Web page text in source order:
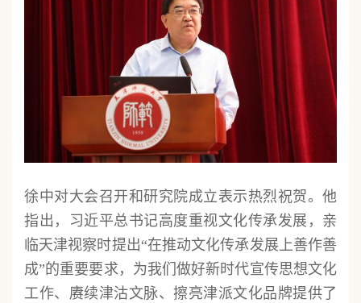
徐中对大会召开和研究院成立表示热烈祝贺。他
指出，习近平总书记高度重视文化传承发展，亲
临天津视察时提出“在推动文化传承发展上善作善
成”的重要要求，为我们做好新时代宣传思想文化
工作、赓续津沽文脉、擦亮津派文化品牌提供了